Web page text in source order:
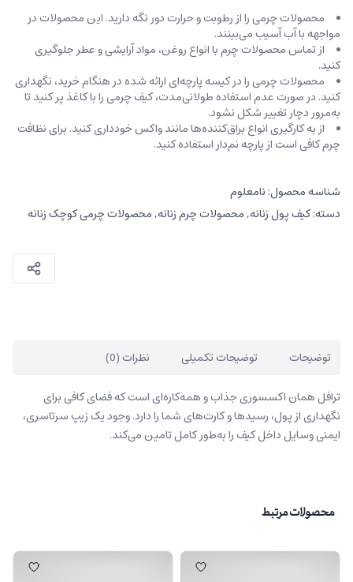
محصولات چرمی را از رطوبت و حرارت دور نگه دارید. این محصولات در
مواجهه با آب آسیب می‌بینند.
از تماس محصولات چرم با انواع روغن‌، مواد آرایشی و عطر جلوگیری
کنید.
محصولات چرمی را در کیسه‌ پارچه‌ای ارائه شده در هنگام خرید، ‌نگهداری
کنید. در صورت عدم استفاده طولانی‌مدت، کیف‌ چرمی را با کاغذ پر کنید تا
به‌مرور دچار تغییر شکل نشود.
از به کارگیری انواع براق‌کننده‌ها مانند واکس خودداری کنید. برای نظافت
چرم کافی است از پارچه‌ نم‌دار استفاده کنید.
شناسه محصول: نامعلوم
دسته:کیف پول زنانه,محصولات چرم زنانه,محصولات چرمی کوچک زنانه
توضیحات توضیحات تکمیلی نظرات (0)
ترافل همان اکسسوری جذاب و همه‌کاره‌ای است که فضای کافی برای
نگهداری از پول، رسیدها و کارت‌های شما را دارد. وجود یک زیپ سرتاسری،
ایمنی وسایل داخل کیف را به‌طور کامل تامین می‌کند.
محصولات مرتبط